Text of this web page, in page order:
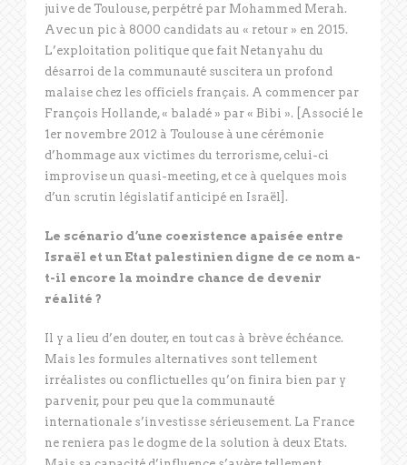
juive de Toulouse, perpétré par Mohammed Merah.
Avec un pic à 8000 candidats au « retour » en 2015.
L’exploitation politique que fait Netanyahu du
désarroi de la communauté suscitera un profond
malaise chez les officiels français. A commencer par
François Hollande, « baladé » par « Bibi ». [Associé le
1er novembre 2012 à Toulouse à une cérémonie
d’hommage aux victimes du terrorisme, celui-ci
improvise un quasi-meeting, et ce à quelques mois
d’un scrutin législatif anticipé en Israël].
Le scénario d’une coexistence apaisée entre
Israël et un Etat palestinien digne de ce nom a-
t-il encore la moindre chance de devenir
réalité ?
Il y a lieu d’en douter, en tout cas à brève échéance.
Mais les formules alternatives sont tellement
irréalistes ou conflictuelles qu’on finira bien par y
parvenir, pour peu que la communauté
internationale s’investisse sérieusement. La France
ne reniera pas le dogme de la solution à deux Etats.